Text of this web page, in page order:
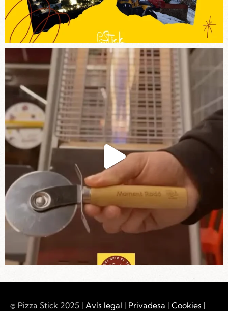
© Pizza Stick 2025 | Avís legal | Privadesa | Cookies |